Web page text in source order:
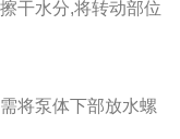
干水分,将转动部位
将泵体下部放水螺